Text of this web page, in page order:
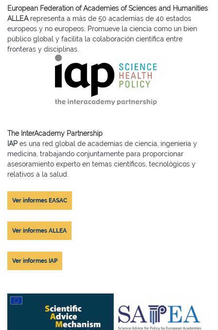
European Federation of Academies of Sciences and Humanities
ALLEArepresenta a más de 50 academias de 40 estados
europeos y no europeos. Promueve la ciencia como un bien
público global y facilita la colaboración científica entre
fronteras y disciplinas.
The InterAcademy Partnership
IAP es una red global de academias de ciencia, ingeniería y
medicina, trabajando conjuntamente para proporcionar
asesoramiento experto en temas científicos, tecnológicos y
relativos a la salud.
Ver informes EASAC
Ver informes ALLEA
Ver informes IAP